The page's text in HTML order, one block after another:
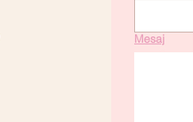
Mesaj